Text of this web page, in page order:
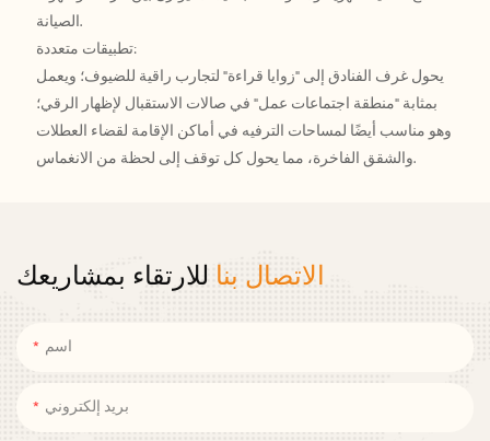
الصيانة.
تطبيقات متعددة:
يحول غرف الفنادق إلى "زوايا قراءة" لتجارب راقية للضيوف؛ ويعمل
بمثابة "منطقة اجتماعات عمل" في صالات الاستقبال لإظهار الرقي؛
وهو مناسب أيضًا لمساحات الترفيه في أماكن الإقامة لقضاء العطلات
والشقق الفاخرة، مما يحول كل توقف إلى لحظة من الانغماس.
الاتصال بنا للارتقاء بمشاريعك
اسم
بريد إلكتروني